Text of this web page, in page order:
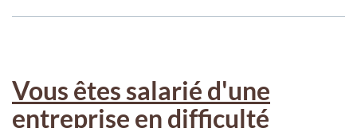
Vous êtes salarié d'une
entreprise en difficulté